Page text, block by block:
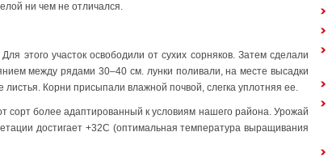
ни чем не отличался.
этого участок освободили от сухих сорняков. Затем сделали
между рядами 30–40 см. лунки поливали, на месте высадки
Корни присыпали влажной почвой, слегка уплотняя ее.
более адаптированный к условиям нашего района. Урожай
достигает +32С (оптимальная температура выращивания